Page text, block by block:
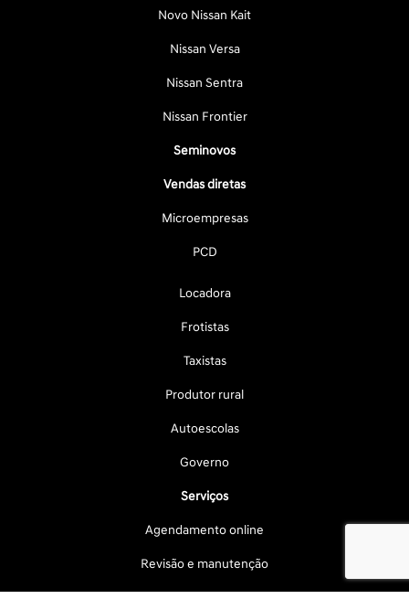
Novo Nissan Kait
Nissan Versa
Nissan Sentra
Nissan Frontier
Seminovos
Vendas diretas
Microempresas
PCD
Locadora
Frotistas
Taxistas
Produtor rural
Autoescolas
Governo
Serviços
Agendamento online
Revisão e manutenção